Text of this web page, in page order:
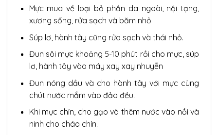
Mực mua về loại bỏ phần da ngoài, nội tạng,
xương sống, rửa sạch và băm nhỏ
Súp lơ, hành tây cũng rửa sạch và thái nhỏ.
Đun sôi mực khoảng 5-10 phút rồi cho mực, súp
lơ, hành tây vào máy xay xay nhuyễn
Đun nóng dầu và cho hành tây với mực cùng
chút nước mắm vào đảo đều.
Khi mực chín, cho gạo và thêm nước vào nồi và
ninh cho cháo chín.